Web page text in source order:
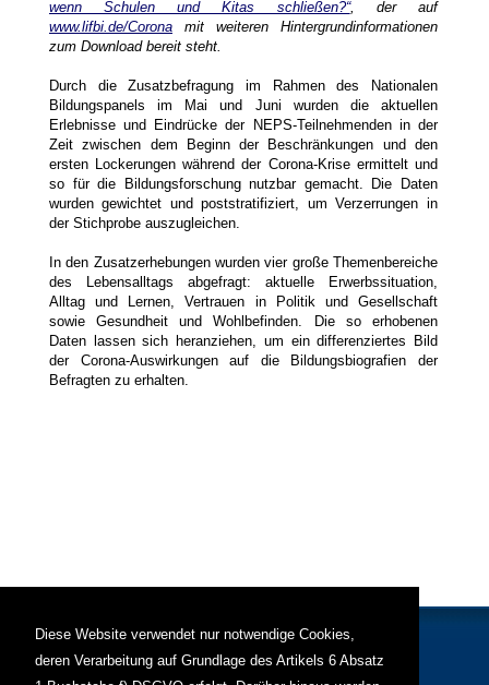
Diese Website verwendet nur notwendige Cookies,
deren Verarbeitung auf Grundlage des Artikels 6 Absatz
wenn Schulen und Kitas schließen?“, der auf
www.lifbi.de/Corona mit weiteren Hintergrundinformationen
zum Download bereit steht.
Durch die Zusatzbefragung im Rahmen des Nationalen
Bildungspanels im Mai und Juni wurden die aktuellen
Erlebnisse und Eindrücke der NEPS-Teilnehmenden in der
Zeit zwischen dem Beginn der Beschränkungen und den
ersten Lockerungen während der Corona-Krise ermittelt und
so für die Bildungsforschung nutzbar gemacht. Die Daten
wurden gewichtet und poststratifiziert, um Verzerrungen in
der Stichprobe auszugleichen.
In den Zusatzerhebungen wurden vier große Themenbereiche
des Lebensalltags abgefragt: aktuelle Erwerbssituation,
Alltag und Lernen, Vertrauen in Politik und Gesellschaft
sowie Gesundheit und Wohlbefinden. Die so erhobenen
Daten lassen sich heranziehen, um ein differenziertes Bild
der Corona-Auswirkungen auf die Bildungsbiografien der
Befragten zu erhalten.
Personen Weiteres Kontakt